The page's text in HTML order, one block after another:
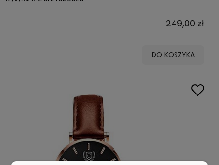
249,00 zł
DO KOSZYKA